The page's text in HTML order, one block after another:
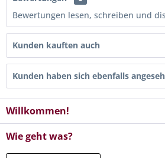
Bewertungen lesen, schreiben und
Kunden kauften auch
Kunden haben sich ebenfalls
Willkommen!
Wie geht was?